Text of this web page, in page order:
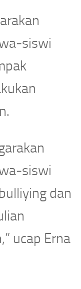
siswi
siswi
dan
ucap Erna